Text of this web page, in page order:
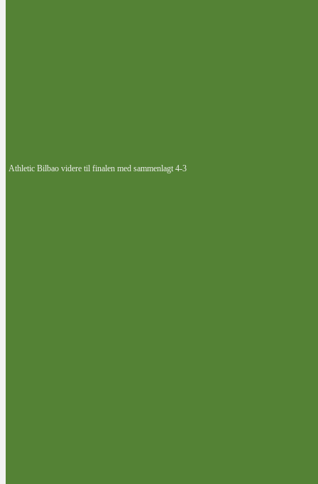
Athletic Bilbao videre til finalen med sammenlagt 4-3